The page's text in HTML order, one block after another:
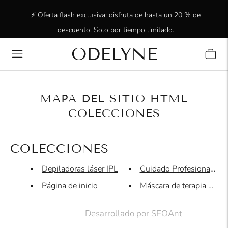
✨ ¡Más de 15 000 clientes radiantes! ¡Gracias por estar
⚡ Oferta flash exclusiva: disfruta de hasta un 20 % de
descuento. Solo por tiempo limitado.
ODELYNE
MAPA DEL SITIO HTML
COLECCIONES
COLECCIONES
Depiladoras láser IPL
Página de inicio
Cuidado Profesional
Máscara de terapia LED
Desarrollado por SEOAnt